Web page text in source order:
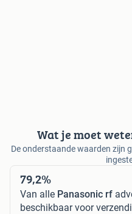
Wat je moet
De onderstaande waarden zijn
79,2%
Van alle Panasonic rf
beschikbaar voor